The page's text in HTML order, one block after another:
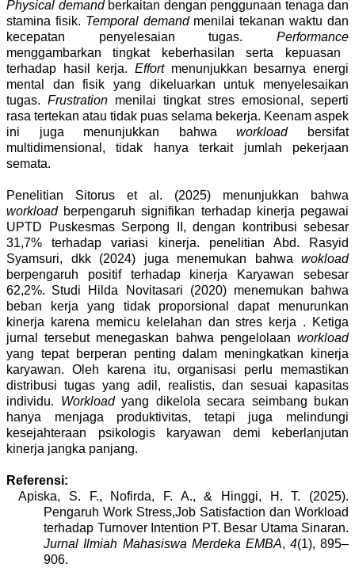
Physical demandberkaitan dengan penggunaan tenaga dan
stamina fisik. Temporal demandmenilai tekanan waktu dan
kecepatan penyelesaian tugas. Performance
menggambarkan tingkat keberhasilan serta kepuasan
terhadap hasil kerja. Effortmenunjukkan besarnya energi
mental dan fisik yang dikeluarkan untuk menyelesaikan
tugas. Frustration menilai tingkat stres emosional, seperti
rasa tertekan atau tidak puas selama bekerja. Keenam aspek
ini juga menunjukkan bahwaworkloadbersifat
multidimensional, tidak hanya terkait jumlah pekerjaan
semata.
Penelitian Sitorus et al. (2025) menunjukkan bahwa
workloadberpengaruh signifikan terhadap kinerja pegawai
UPTD Puskesmas Serpong II, dengan kontribusi sebesar
31,7% terhadap variasi kinerja. penelitian Abd. Rasyid
Syamsuri, dkk (2024) juga menemukan bahwa wokload
berpengaruh positif terhadap kinerja Karyawan sebesar
62,2%. Studi Hilda Novitasari (2020) menemukan bahwa
beban kerja yang tidak proporsional dapat menurunkan
kinerja karena memicu kelelahan dan stres kerja . Ketiga
jurnal tersebut menegaskan bahwa pengelolaan workload
yang tepat berperan penting dalam meningkatkan kinerja
karyawan. Oleh karena itu, organisasi perlu memastikan
distribusi tugas yang adil, realistis, dan sesuai kapasitas
individu. Workloadyang dikelola secara seimbang bukan
hanya menjaga produktivitas, tetapi juga melindungi
kesejahteraan psikologis karyawan demi keberlanjutan
kinerja jangka panjang.
Referensi:
Apiska, S. F., Nofirda, F. A., & Hinggi, H. T. (2025).
Pengaruh Work Stress,Job Satisfaction dan Workload
terhadap Turnover Intention PT. Besar Utama Sinaran.
Jurnal Ilmiah Mahasiswa Merdeka EMBA, 4(1), 895–
906.